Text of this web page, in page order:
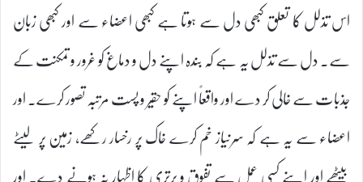
اس تذلل کا تعلق کبھی دل سے ہوتا ہے کبھی اعضاء سے اور کبھی زبان
سے۔ دل سے تذلل یہ ہے کہ بندہ اپنے دل و دماغ کو غرور و تمکنت کے
جذبات سے خالی کر دے اور واقعاً اپنے کو حقیر و پست مرتبہ تصور کرے۔ اور
اعضاء سے یہ ہے کہ سرنیاز خم کرے خاک پر رخسار رکھے، زمین پر لیٹے